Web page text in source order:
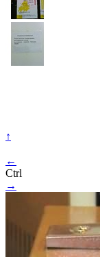
↑
←
Ctrl
→